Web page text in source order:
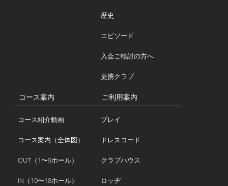
歴史
エピソード
入会ご検討の方へ
提携クラブ
コース案内
コース紹介動画
コース案内（全体図）
OUT（1〜9ホール）
IN（10〜18ホール）
ご利用案内
プレイ
ドレスコード
クラブハウス
ロッヂ